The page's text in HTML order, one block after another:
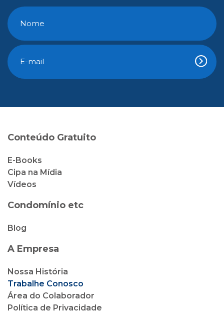
Conteúdo Gratuito
E-Books
Cipa na Mídia
Vídeos
Condomínio etc
Blog
A Empresa
Nossa História
Trabalhe Conosco
Área do Colaborador
Política de Privacidade